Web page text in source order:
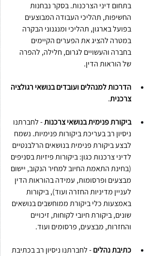
בתחום דיני הצרכנות. בסקר נבחנות
החשיפות, תהליכי העבודה המבוצעים
בפועל בארגון, תהליכי ומנגנוני הבקרה
במטרה להציג את הפערים הקיימים
בחברה והעשויים לגרום, חלילה, להפרה
של הוראות הדין.
הדרכות למנהלים ועובדים בנושאי רגולציה
צרכנית.
ביקורת פנימית בנושאי צרכנות - לחברתנו
ניסיון רב בעריכת ביקורות פנימיות. נשמח
לבצע ביקורת פנימית בנושאים הרלבנטיים
לדיני צרכנות כגון: ביקורות פיזיות בסניפים
(בחינת התאמת החיוב למחיר הנקוב, יישום
מבצעים ופרסומות, עמידה בהוראות הדין
לעניין מדיניות החזרה ועוד), ביקורות
באמצעות כלי ביקורת ממוחשבים בנושאים
שונים, ביקורת חיובי לקוחות, זיכויים
והחזרות, מבצעים, פרסומים ועוד.
כתיבת נהלים - לחברתנו ניסיון רב בכתיבת